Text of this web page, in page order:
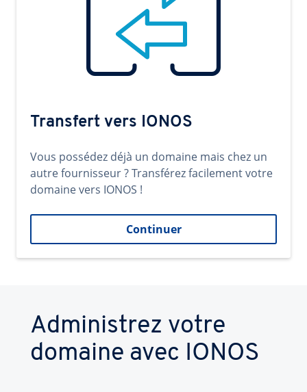
Transfert vers IONOS
Vous possédez déjà un domaine mais chez un
autre fournisseur ? Transférez facilement votre
domaine vers IONOS !
Continuer
Administrez votre
domaine avec IONOS